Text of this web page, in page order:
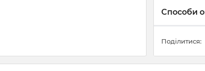
Способи
Поділитися: